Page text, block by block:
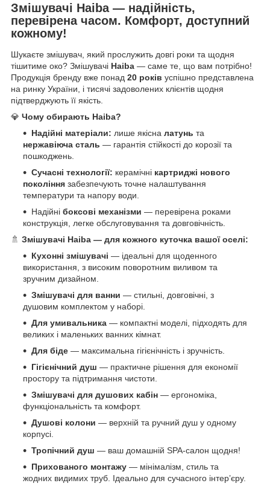
Змішувачі Haiba— надійність,
перевірена часом. Комфорт, доступний
кожному!
Шукаєте змішувач, який прослужить довгі роки та щодня
тішитиме око? Змішувачі Haiba — саме те, що вам потрібно!
Продукція бренду вже понад 20 років успішно представлена
на ринку України, і тисячі задоволених клієнтів щодня
підтверджують її якість.
💎 Чому обирають Haiba?
Надійні матеріали: лише якісна латунь та
нержавіюча сталь — гарантія стійкості до корозії та
пошкоджень.
Сучасні технології: керамічні картриджі нового
покоління забезпечують точне налаштування
температури та напору води.
Надійні боксові механізми — перевірена роками
конструкція, легке обслуговування та довговічність.
🚿 Змішувачі Haiba — для кожного куточка вашої оселі:
Кухонні змішувачі — ідеальні для щоденного
використання, з високим поворотним виливом та
зручним дизайном.
Змішувачі для ванни — стильні, довговічні, з
душовим комплектом у наборі.
Для умивальника — компактні моделі, підходять для
великих і маленьких ванних кімнат.
Для біде — максимальна гігієнічність і зручність.
Гігієнічний душ — практичне рішення для економії
простору та підтримання чистоти.
Змішувачі для душових кабін — ергономіка,
функціональність та комфорт.
Душові колони — верхній та ручний душ у одному
корпусі.
Тропічний душ — ваш домашній SPA-салон щодня!
Прихованого монтажу — мінімалізм, стиль та
жодних видимих труб. Ідеально для сучасного інтер’єру.